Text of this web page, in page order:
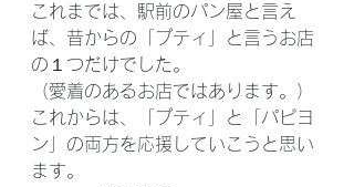
これまでは、駅前のパン屋と言え
ば、昔からの「プティ」と言うお店
の１つだけでした。
（愛着のあるお店ではあります。）
これからは、「プティ」と「パピヨ
ン」の両方を応援していこうと思い
ます。